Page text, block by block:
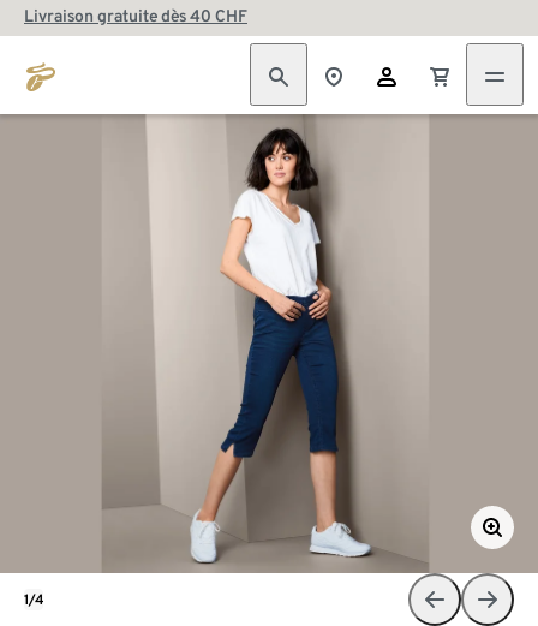
Livraison gratuite dès 40 CHF
1/4